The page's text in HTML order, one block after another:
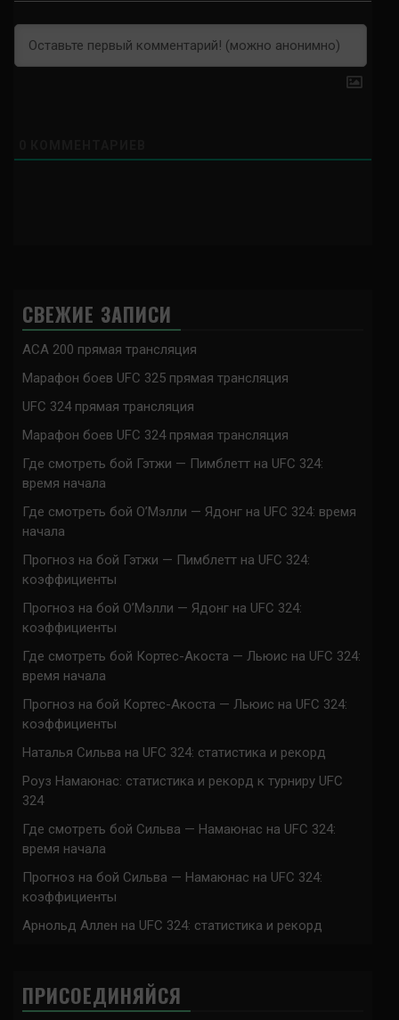
СВЕЖИЕ ЗАПИСИ
ACA 200 прямая трансляция
Марафон боев UFC 325 прямая трансляция
UFC 324 прямая трансляция
Марафон боев UFC 324 прямая трансляция
Где смотреть бой Гэтжи — Пимблетт на UFC 324:
время начала
Где смотреть бой О’Мэлли — Ядонг на UFC 324: время
начала
Прогноз на бой Гэтжи — Пимблетт на UFC 324:
коэффициенты
Прогноз на бой О’Мэлли — Ядонг на UFC 324:
коэффициенты
Где смотреть бой Кортес-Акоста — Льюис на UFC 324:
время начала
Прогноз на бой Кортес-Акоста — Льюис на UFC 324:
коэффициенты
Наталья Сильва на UFC 324: статистика и рекорд
Роуз Намаюнас: статистика и рекорд к турниру UFC
324
Где смотреть бой Сильва — Намаюнас на UFC 324:
время начала
Прогноз на бой Сильва — Намаюнас на UFC 324:
коэффициенты
Арнольд Аллен на UFC 324: статистика и рекорд
ПРИСОЕДИНЯЙСЯ